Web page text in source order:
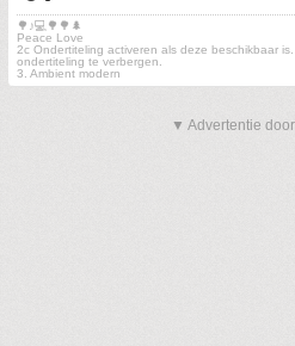
🌳♪💻🌳🌳🌲
Peace Love
2c Ondertiteling activeren als deze beschikbaar
ondertiteling te verbergen.
3. Ambient modern
▼ Advertentie